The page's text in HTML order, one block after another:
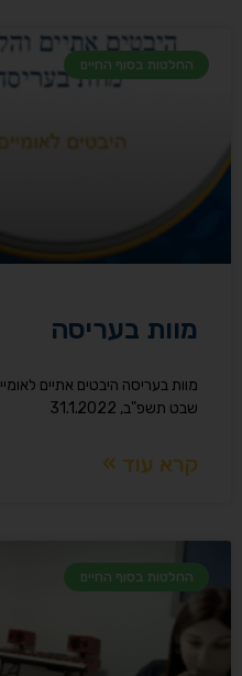
החלטות בסוף החיים
מוות בעריסה
מוות בעריסה היבטים אתיים
שבט תשפ"ב, 31.1.2022
קרא עוד »
החלטות בסוף החיים